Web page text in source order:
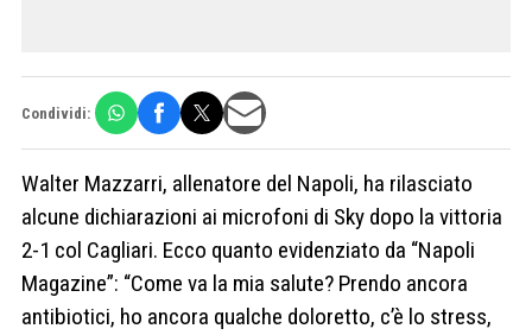
Condividi:
Walter Mazzarri, allenatore del Napoli, ha rilasciato
alcune dichiarazioni ai microfoni di Sky dopo la vittoria
2-1 col Cagliari. Ecco quanto evidenziato da “Napoli
Magazine”: “Come va la mia salute? Prendo ancora
antibiotici, ho ancora qualche doloretto, c’è lo stress,